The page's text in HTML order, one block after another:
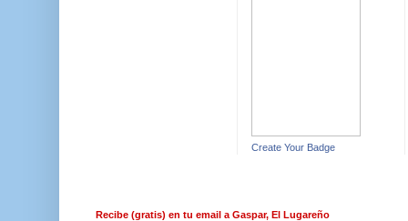
Create Your Badge
Recibe (gratis) en tu email a Gaspar, El Lugareño